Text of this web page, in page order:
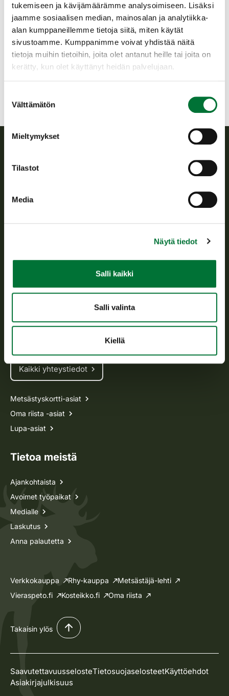
tukemiseen ja kävijämäärämme analysoimiseen. Lisäksi
jaamme sosiaalisen median, mainosalan ja analytiikka-
alan kumppaneillemme tietoja siitä, miten käytät
sivustoamme. Kumppanimme voivat yhdistää näitä
tietoja muihin tietoihin, joita olet antanut heille tai joita on
kerätty, kun olet käyttänyt heidän palvelujaan.
valinta
Välttämätön
Mieltymykset
Tilastot
Media
Näytä tiedot
Salli kaikki
Salli valinta
Kiellä
Länsi-Uudenmaan
riistanhoitoyhdistys
Uusimaa
040 658 2299
vastranylandsjvf@rhy.riista.fi
Suomen riistakeskus
riistanhoitoyhdistysten toimintaa ja huolehtii riistapolitiikan
toimeenpanosta sekä vastaa sille säädetyistä julkisista
Avoinna arkipäivisin klo 9-15.
Kaikki yhteystiedot
Metsästyskortti-asiat
Oma riista -asiat
Lupa-asiat
Tietoa meistä
Ajankohtaista
Avoimet työpaikat
Medialle
Laskutus
Anna palautetta
Verkkokauppa Rhy-kauppa
Metsästäjä-lehti
Vieraspeto.fi
Kosteikko.fi Oma riista
Takaisin ylös
SaavutettavuusselosteTietosuojaselosteetKäyttöehdot
Asiakirjajulkisuus